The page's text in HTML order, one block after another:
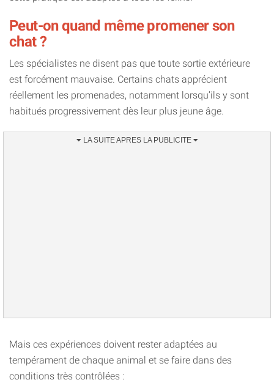
Peut-on quand même promener son
chat ?
Les spécialistes ne disent pas que toute sortie extérieure
est forcément mauvaise. Certains chats apprécient
réellement les promenades, notamment lorsqu’ils y sont
habitués progressivement dès leur plus jeune âge.
Mais ces expériences doivent rester adaptées au
tempérament de chaque animal et se faire dans des
conditions très contrôlées :